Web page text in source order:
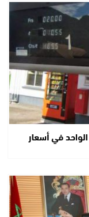
دراهم للتر الواحد في أسعار